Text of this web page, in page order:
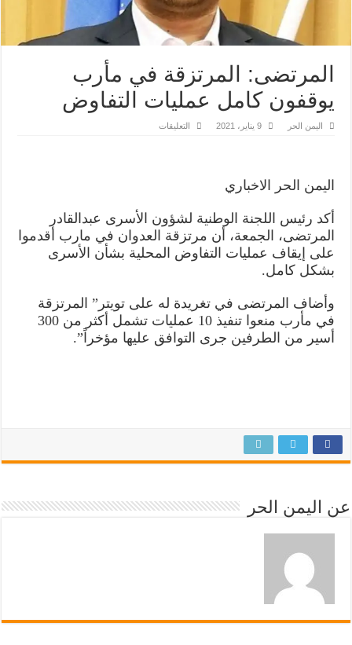
المرتضى: المرتزقة في مأرب
يوقفون كامل عمليات التفاوض
اليمن الحر 9 يناير، 2021 التعليقات
مغلقة
اليمن الحر الاخباري
أكد رئيس اللجنة الوطنية لشؤون الأسرى عبدالقادر
المرتضى، الجمعة، أن مرتزقة العدوان في مارب أقدموا
على إيقاف عمليات التفاوض المحلية بشأن الأسرى
بشكل كامل.
وأضاف المرتضى في تغريدة له على تويتر” المرتزقة
في مأرب منعوا تنفيذ 10 عمليات تشمل أكثر من 300
أسير من الطرفين جرى التوافق عليها مؤخراً”.
عن اليمن الحر